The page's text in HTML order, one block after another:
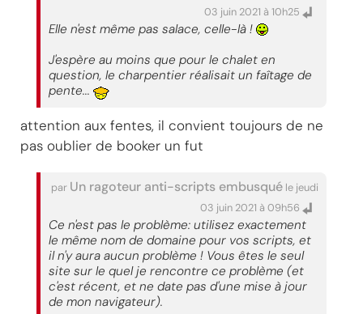
03 juin 2021 à 10h25
Elle n'est même pas salace, celle-là !
J'espère au moins que pour le chalet en
question, le charpentier réalisait un faîtage de
pente...
attention aux fentes, il convient toujours de ne
pas oublier de booker un fut
par Un ragoteur anti-scripts embusqué le jeudi
03 juin 2021 à 09h56
Ce n'est pas le problème: utilisez exactement
le même nom de domaine pour vos scripts, et
il n'y aura aucun problème ! Vous êtes le seul
site sur le quel je rencontre ce problème (et
c'est récent, et ne date pas d'une mise à jour
de mon navigateur).